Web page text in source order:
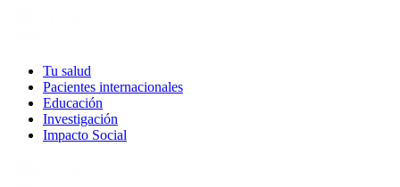
Tu salud
Pacientes internacionales
Educación
Investigación
Impacto Social